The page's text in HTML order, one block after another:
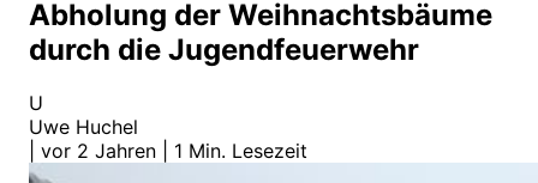
Abholung der Weihnachtsbäume
durch die Jugendfeuerwehr
U
Uwe Huchel
vor 2 Jahren 1 Min. Lesezeit